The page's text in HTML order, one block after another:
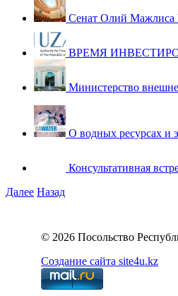
Сенат Олий Мажлиса
ВРЕМЯ
Министерство
О водных ресурсах и
Консультативная
Далее Назад
© 2026 Посольство
Создание сайта site4u.kz